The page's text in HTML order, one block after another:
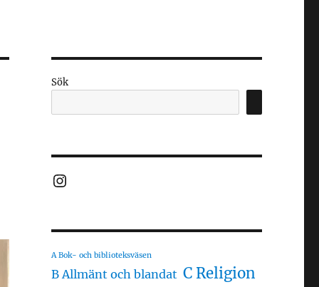
Sök
Instagram
A Bok- och biblioteksväsen
B Allmänt och blandat C Religion